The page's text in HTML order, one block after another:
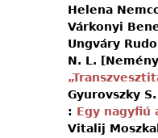
Helena
Várkonyi
Ungváry
N. L.
Gyurovszky
: Egy nagyfiú
Vitalij